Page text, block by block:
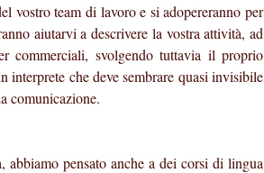
vostro team di lavoro e si adopereranno per
aiutarvi a descrivere la vostra attività, ad
commerciali, svolgendo tuttavia il proprio
interprete che deve sembrare quasi invisibile
comunicazione.
pensato anche a dei corsi di lingua